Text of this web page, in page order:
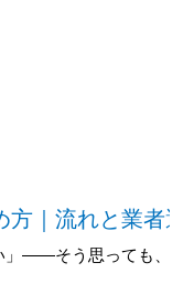
方｜流れと業者
」——そう思っても、